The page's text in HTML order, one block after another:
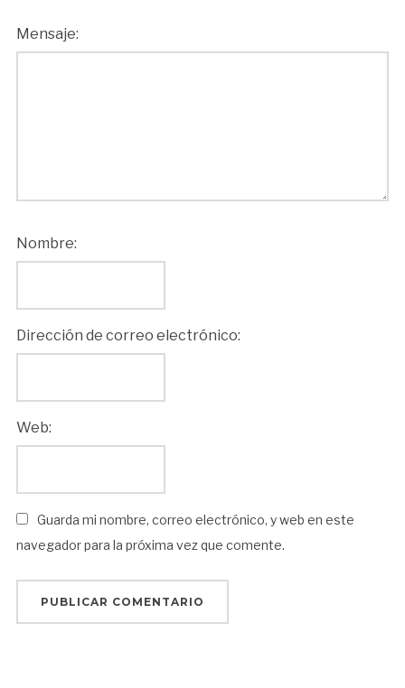
Mensaje:
Nombre:
Dirección de correo electrónico:
Web:
Guarda mi nombre, correo electrónico, y web en este
navegador para la próxima vez que comente.